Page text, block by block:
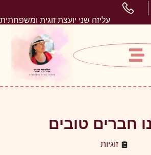
עליזה שני יועצת זוגית ומשפחתית
חברים טובים
זוגיות